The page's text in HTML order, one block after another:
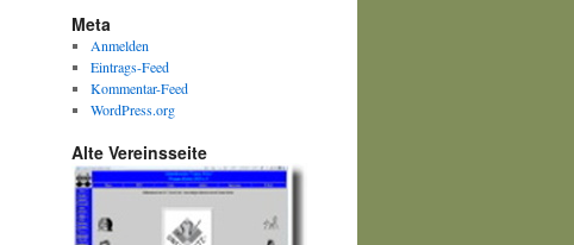
Meta
Anmelden
Eintrags-Feed
Kommentar-Feed
WordPress.org
Alte Vereinsseite